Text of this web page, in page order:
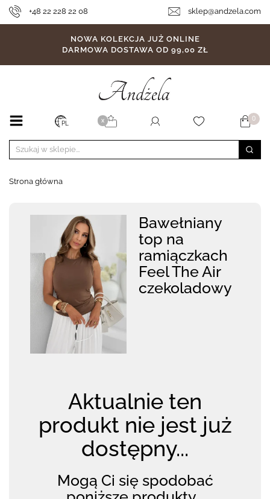
+48 22 228 22 08 sklep@andzela.com
NOWA KOLEKCJA JUŻ ONLINE
DARMOWA DOSTAWA OD 99,00 ZŁ
PL X 0
Strona główna
Bawełniany
top na
ramiączkach
Feel The Air
czekoladowy
Aktualnie ten
produkt nie jest już
dostępny...
Mogą Ci się spodobać